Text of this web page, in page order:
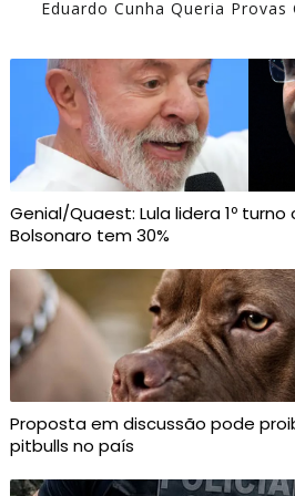
Eduardo Cunha Queria
Genial/Quaest: Lula lidera 1º turno
Bolsonaro tem 30%
Proposta em discussão pode
pitbulls no país